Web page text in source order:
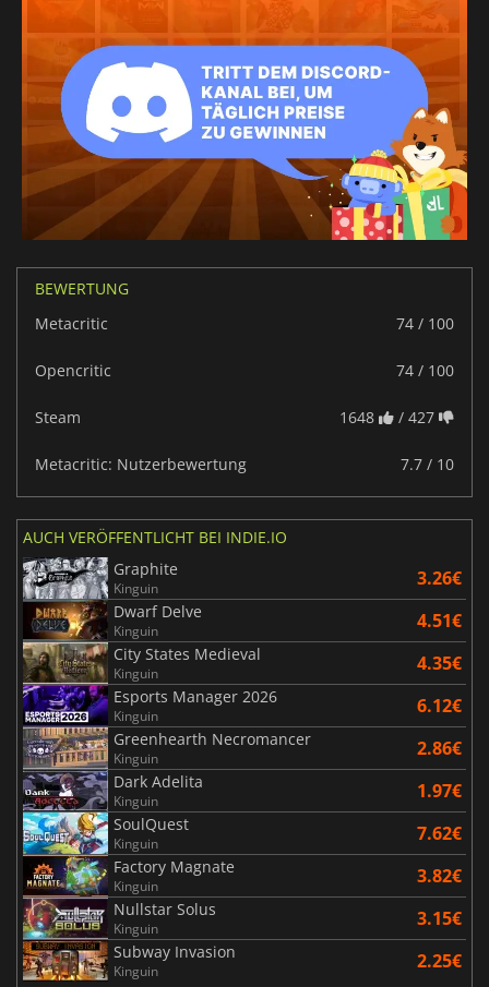
BEWERTUNG
Metacritic
74 / 100
Opencritic 74 / 100
Steam 1648 / 427
Metacritic: Nutzerbewertung 7.7 / 10
AUCH VERÖFFENTLICHT BEI INDIE.IO
Graphite
Kinguin 3.26€
Dwarf Delve
Kinguin 4.51€
City States Medieval
Kinguin 4.35€
Esports Manager 2026
Kinguin 6.12€
Greenhearth Necromancer
Kinguin 2.86€
Dark Adelita
Kinguin 1.97€
SoulQuest
Kinguin 7.62€
Factory Magnate
Kinguin 3.82€
Nullstar Solus
Kinguin 3.15€
Subway Invasion
Kinguin 2.25€